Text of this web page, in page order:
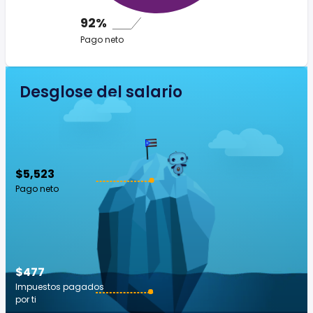
92%
Pago neto
Desglose del salario
$5,523
Pago neto
$477
Impuestos pagados
por ti